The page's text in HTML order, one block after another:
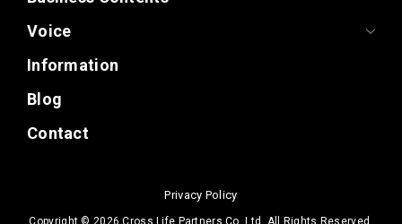
Voice
Information
Blog
Contact
Privacy Policy
Copyright © 2026 Cross Life Partners Co.,Ltd. All Rights Reserved.